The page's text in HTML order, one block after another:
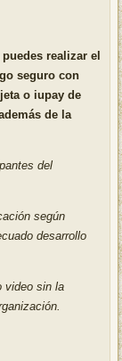
puedes realizar el
seguro con
o iupay de
de la
del
según
desarrollo
video sin la